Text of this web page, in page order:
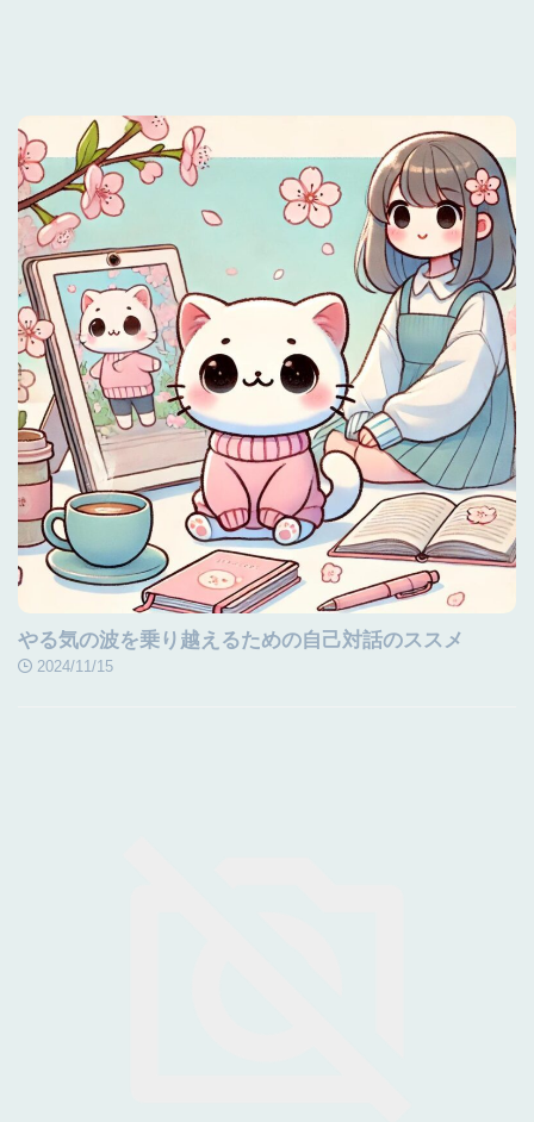
やる気の波を乗り越えるための自己対話のススメ
2024/11/15